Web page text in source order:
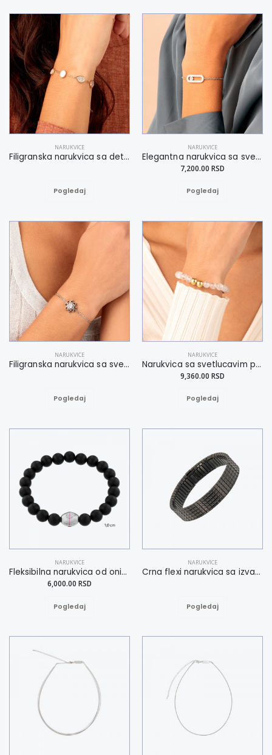
NARUKVICE
Filigranska narukvica sa detaljima od sedefa S-L
Pogledaj
NARUKVICE
Elegantna narukvica sa svetlucavim efektom S-L
7,200.00 RSD
Pogledaj
NARUKVICE
Filigranska narukvica sa svetlucavim kristalnim cvetom S-L
Pogledaj
NARUKVICE
Narukvica sa svetlucavim perlama od gorskog kristala S-L
9,360.00 RSD
Pogledaj
NARUKVICE
Fleksibilna narukvica od onix perli L-XL
6,000.00 RSD
Pogledaj
NARUKVICE
Crna flexi narukvica sa izvanrednim uzorkom L
Pogledaj